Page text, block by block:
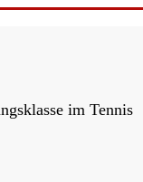
im Tennis